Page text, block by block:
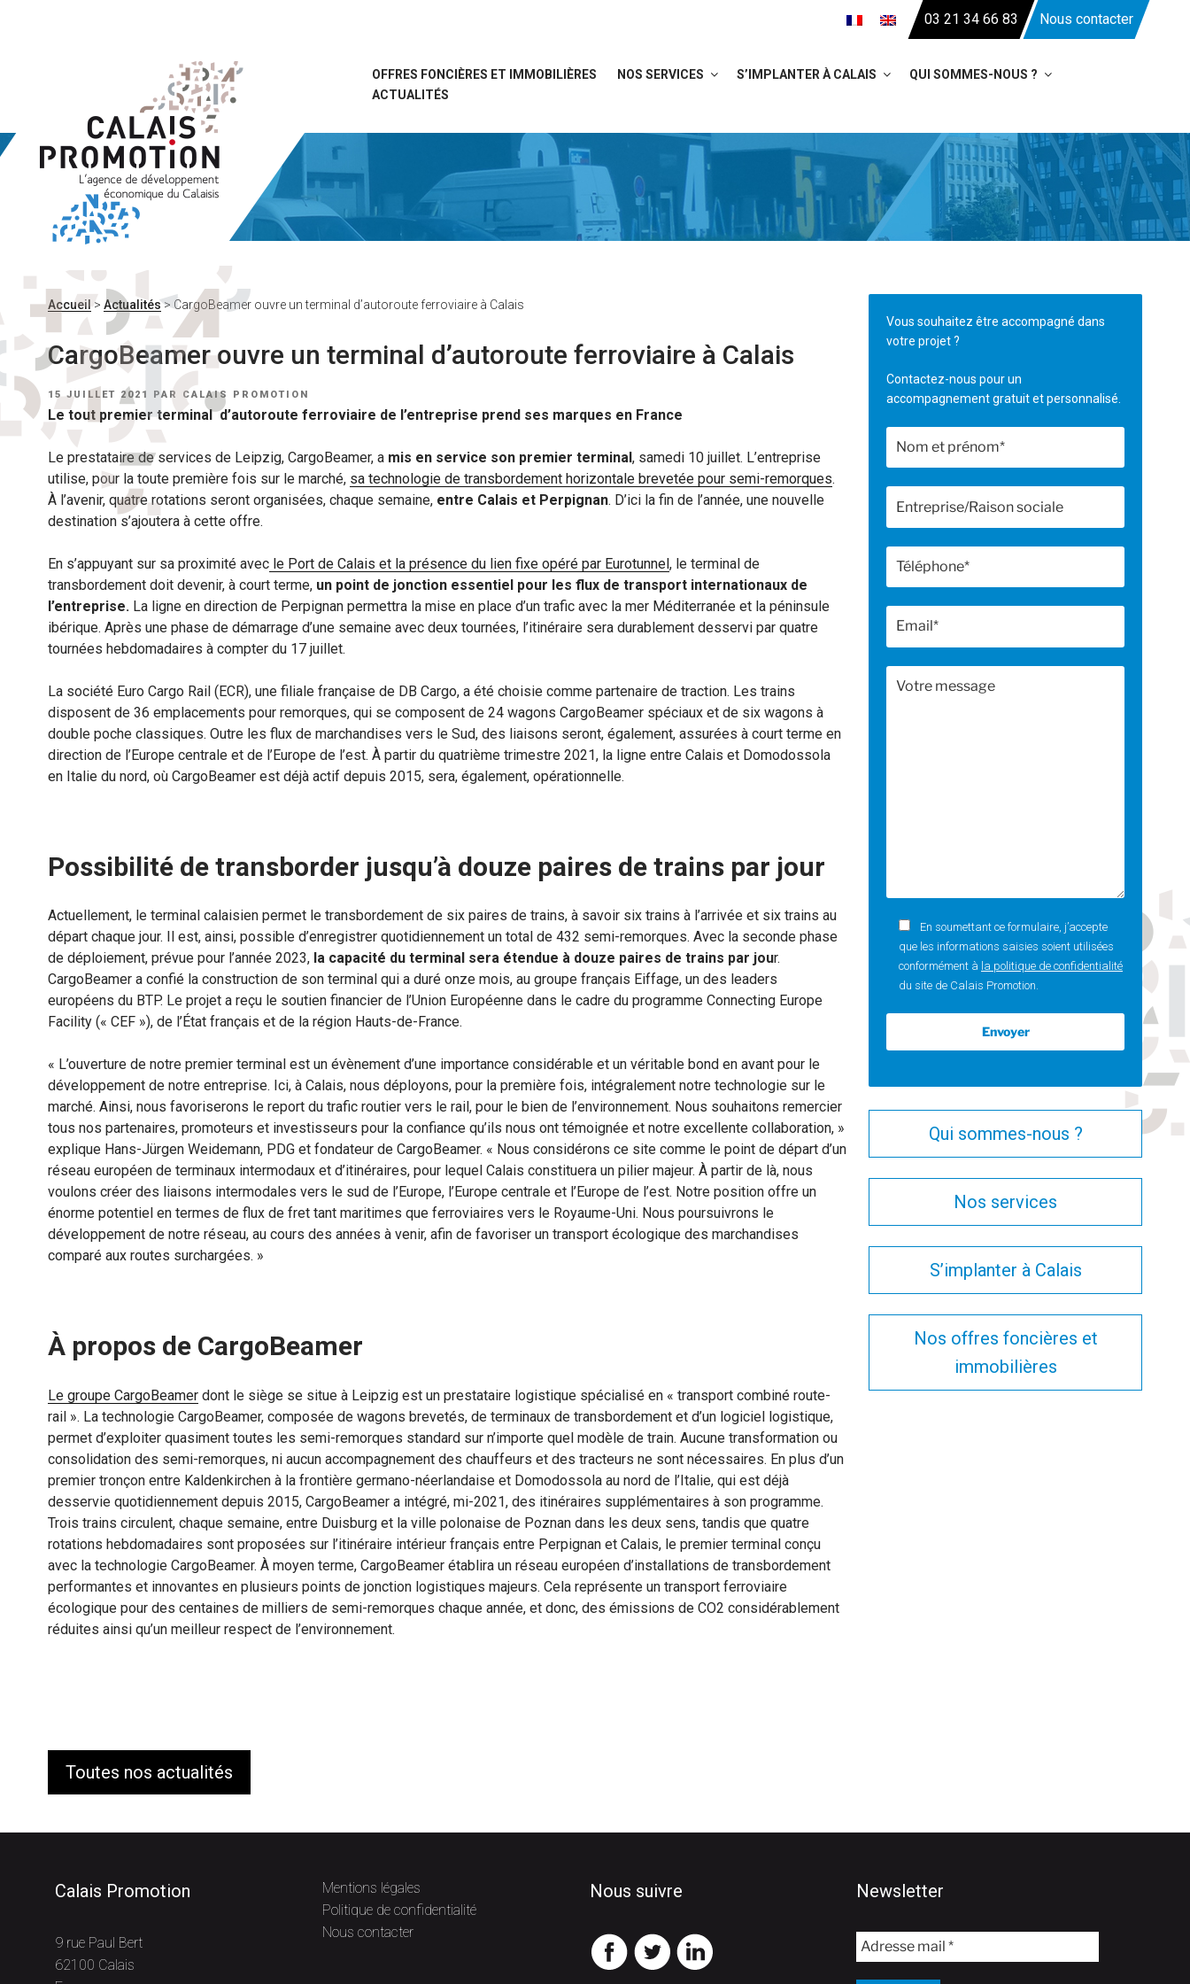
03 21 34 66 83 Nous contacter
OFFRES FONCIÈRES ET IMMOBILIÈRES NOS SERVICES S’IMPLANTER À CALAIS
QUI SOMMES-NOUS ?
ACTUALITÉS
Accueil > Actualités> CargoBeamer ouvre un terminal d’autoroute ferroviaire à Calais
CargoBeamer ouvre un terminal d’autoroute ferroviaire à Calais
PUBLIÉ
LE
15 JUILLET 2021 PAR CALAIS PROMOTION
Le tout premier terminal d’autoroute ferroviaire de l’entreprise prend ses marques en France
Le prestataire de services de Leipzig, CargoBeamer, a mis en service son premier terminal, samedi 10 juillet. L’entreprise
utilise, pour la toute première fois sur le marché, sa technologie de transbordement horizontale brevetée pour semi-remorques.
À l’avenir, quatre rotations seront organisées, chaque semaine, entre Calais et Perpignan. D’ici la fin de l’année, une nouvelle
destination s’ajoutera à cette offre.
En s’appuyant sur sa proximité avec le Port de Calais et la présence du lien fixe opéré par Eurotunnel, le terminal de
transbordement doit devenir, à court terme, un point de jonction essentiel pour les flux de transport internationaux de
l’entreprise. La ligne en direction de Perpignan permettra la mise en place d’un trafic avec la mer Méditerranée et la péninsule
ibérique. Après une phase de démarrage d’une semaine avec deux tournées, l’itinéraire sera durablement desservi par quatre
tournées hebdomadaires à compter du 17 juillet.
La société Euro Cargo Rail (ECR), une filiale française de DB Cargo, a été choisie comme partenaire de traction. Les trains
disposent de 36 emplacements pour remorques, qui se composent de 24 wagons CargoBeamer spéciaux et de six wagons à
double poche classiques. Outre les flux de marchandises vers le Sud, des liaisons seront, également, assurées à court terme en
direction de l’Europe centrale et de l’Europe de l’est. À partir du quatrième trimestre 2021, la ligne entre Calais et Domodossola
en Italie du nord, où CargoBeamer est déjà actif depuis 2015, sera, également, opérationnelle.
Possibilité de transborder jusqu’à douze paires de trains par jour
Actuellement, le terminal calaisien permet le transbordement de six paires de trains, à savoir six trains à l’arrivée et six trains au
départ chaque jour. Il est, ainsi, possible d’enregistrer quotidiennement un total de 432 semi-remorques. Avec la seconde phase
de déploiement, prévue pour l’année 2023, la capacité du terminal sera étendue à douze paires de trains par jour.
CargoBeamer a confié la construction de son terminal qui a duré onze mois, au groupe français Eiffage, un des leaders
européens du BTP. Le projet a reçu le soutien financier de l’Union Européenne dans le cadre du programme Connecting Europe
Facility (« CEF »), de l’État français et de la région Hauts-de-France.
« L’ouverture de notre premier terminal est un évènement d’une importance considérable et un véritable bond en avant pour le
développement de notre entreprise. Ici, à Calais, nous déployons, pour la première fois, intégralement notre technologie sur le
marché. Ainsi, nous favoriserons le report du trafic routier vers le rail, pour le bien de l’environnement. Nous souhaitons remercier
tous nos partenaires, promoteurs et investisseurs pour la confiance qu’ils nous ont témoignée et notre excellente collaboration, »
explique Hans-Jürgen Weidemann, PDG et fondateur de CargoBeamer. « Nous considérons ce site comme le point de départ d’un
réseau européen de terminaux intermodaux et d’itinéraires, pour lequel Calais constituera un pilier majeur. À partir de là, nous
voulons créer des liaisons intermodales vers le sud de l’Europe, l’Europe centrale et l’Europe de l’est. Notre position offre un
énorme potentiel en termes de flux de fret tant maritimes que ferroviaires vers le Royaume-Uni. Nous poursuivrons le
développement de notre réseau, au cours des années à venir, afin de favoriser un transport écologique des marchandises
comparé aux routes surchargées. »
À propos de CargoBeamer
Le groupe CargoBeamer dont le siège se situe à Leipzig est un prestataire logistique spécialisé en « transport combiné route-
rail ». La technologie CargoBeamer, composée de wagons brevetés, de terminaux de transbordement et d’un logiciel logistique,
permet d’exploiter quasiment toutes les semi-remorques standard sur n’importe quel modèle de train. Aucune transformation ou
consolidation des semi-remorques, ni aucun accompagnement des chauffeurs et des tracteurs ne sont nécessaires. En plus d’un
premier tronçon entre Kaldenkirchen à la frontière germano-néerlandaise et Domodossola au nord de l’Italie, qui est déjà
desservie quotidiennement depuis 2015, CargoBeamer a intégré, mi-2021, des itinéraires supplémentaires à son programme.
Trois trains circulent, chaque semaine, entre Duisburg et la ville polonaise de Poznan dans les deux sens, tandis que quatre
rotations hebdomadaires sont proposées sur l’itinéraire intérieur français entre Perpignan et Calais, le premier terminal conçu
avec la technologie CargoBeamer. À moyen terme, CargoBeamer établira un réseau européen d’installations de transbordement
performantes et innovantes en plusieurs points de jonction logistiques majeurs. Cela représente un transport ferroviaire
écologique pour des centaines de milliers de semi-remorques chaque année, et donc, des émissions de CO2 considérablement
réduites ainsi qu’un meilleur respect de l’environnement.
Toutes nos actualités
Vous souhaitez être accompagné dans
votre projet ?
Contactez-nous pour un
accompagnement gratuit et personnalisé.
En soumettant ce formulaire, j’accepte
que les informations saisies soient utilisées
conformément à la politique de confidentialité
du site de Calais Promotion.
Qui sommes-nous ?
Nos services
S’implanter à Calais
Nos offres foncières et
immobilières
Calais Promotion
9 rue Paul Bert
62100 Calais
Mentions légales
Politique de confidentialité
Nous contacter
Nous suivre Newsletter